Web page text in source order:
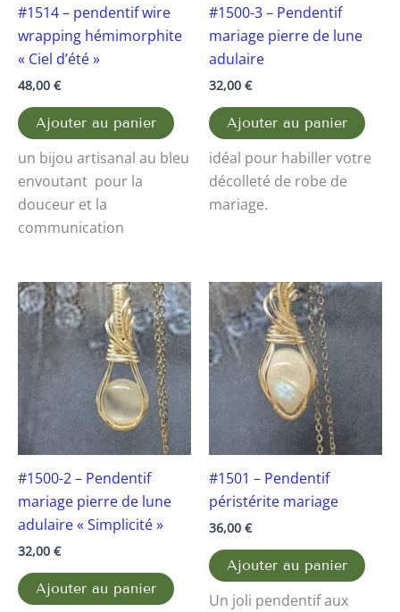
#1514 – pendentif wire
wrapping hémimorphite
« Ciel d’été »
48,00 €
Ajouter au panier
un bijou artisanal au bleu
envoutant pour la
douceur et la
communication
#1500-3 – Pendentif
mariage pierre de lune
adulaire
32,00 €
Ajouter au panier
idéal pour habiller votre
décolleté de robe de
mariage.
#1500-2 – Pendentif
mariage pierre de lune
adulaire « Simplicité »
32,00 €
Ajouter au panier
#1501 – Pendentif
péristérite mariage
36,00 €
Ajouter au panier
Un joli pendentif aux